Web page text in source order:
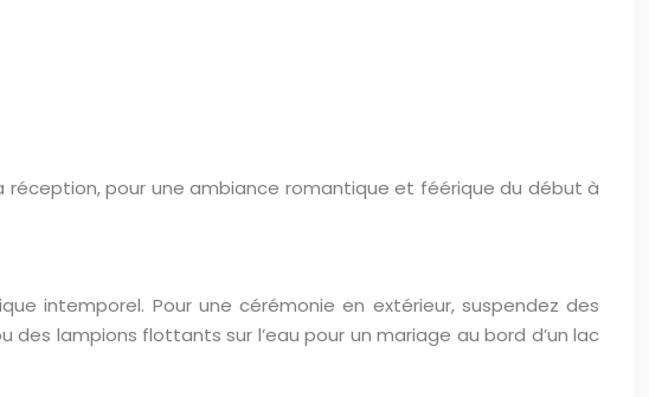
pour une ambiance romantique et féérique du début à
intemporel. Pour une cérémonie en extérieur, suspendez des
lampions flottants sur l’eau pour un mariage au bord d’un lac